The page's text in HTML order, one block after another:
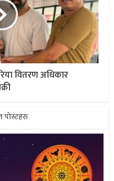
वितरण अधिकार
पोस्टहरु